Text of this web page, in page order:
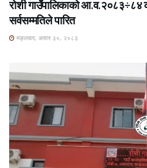
रोशी गाउँपालिकाको आ.व.२०८३÷८४
सर्वसम्मतिले पारित
मङ्लबार, असार ३०, २०८३